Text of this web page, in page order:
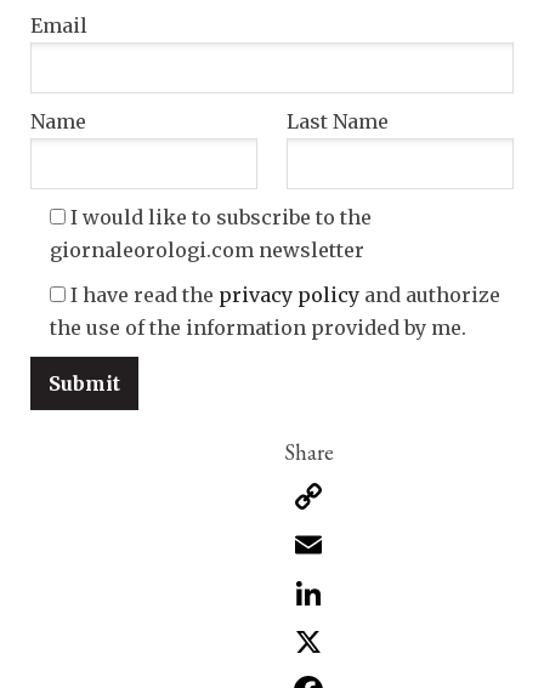
Email
Name Last Name
I would like to subscribe to the
giornaleorologi.com newsletter
I have read the privacy policy and authorize
the use of the information provided by me.